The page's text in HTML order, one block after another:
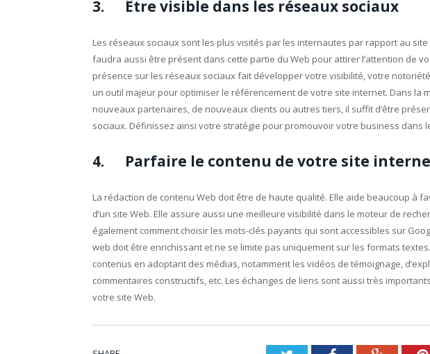
3. Être visible dans les réseaux sociaux
Les réseaux sociaux sont les plus visités par les internautes par rapport au
faudra aussi être présent dans cette partie du Web pour attirer l’attention de
présence sur les réseaux sociaux fait développer votre visibilité, votre
un outil majeur pour optimiser le référencement de votre site internet. Dans la
nouveaux partenaires, de nouveaux clients ou autres tiers, il suffit d’être
sociaux. Définissez ainsi votre stratégie pour promouvoir votre business dans
4. Parfaire le contenu de votre site
La rédaction de contenu Web doit être de haute qualité. Elle aide beaucoup à
d’un site Web. Elle assure aussi une meilleure visibilité dans le moteur de
également comment choisir les mots-clés payants qui sont accessibles sur
web doit être enrichissant et ne se limite pas uniquement sur les formats
contenus en adoptant des médias, notamment les vidéos de témoignage,
commentaires constructifs, etc. Les échanges de liens sont aussi très
votre site Web.